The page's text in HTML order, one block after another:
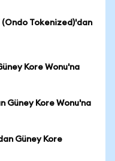
(Ondo Tokenized)'dan
Kore Wonu'na
Güney Kore Wonu'na
Güney Kore